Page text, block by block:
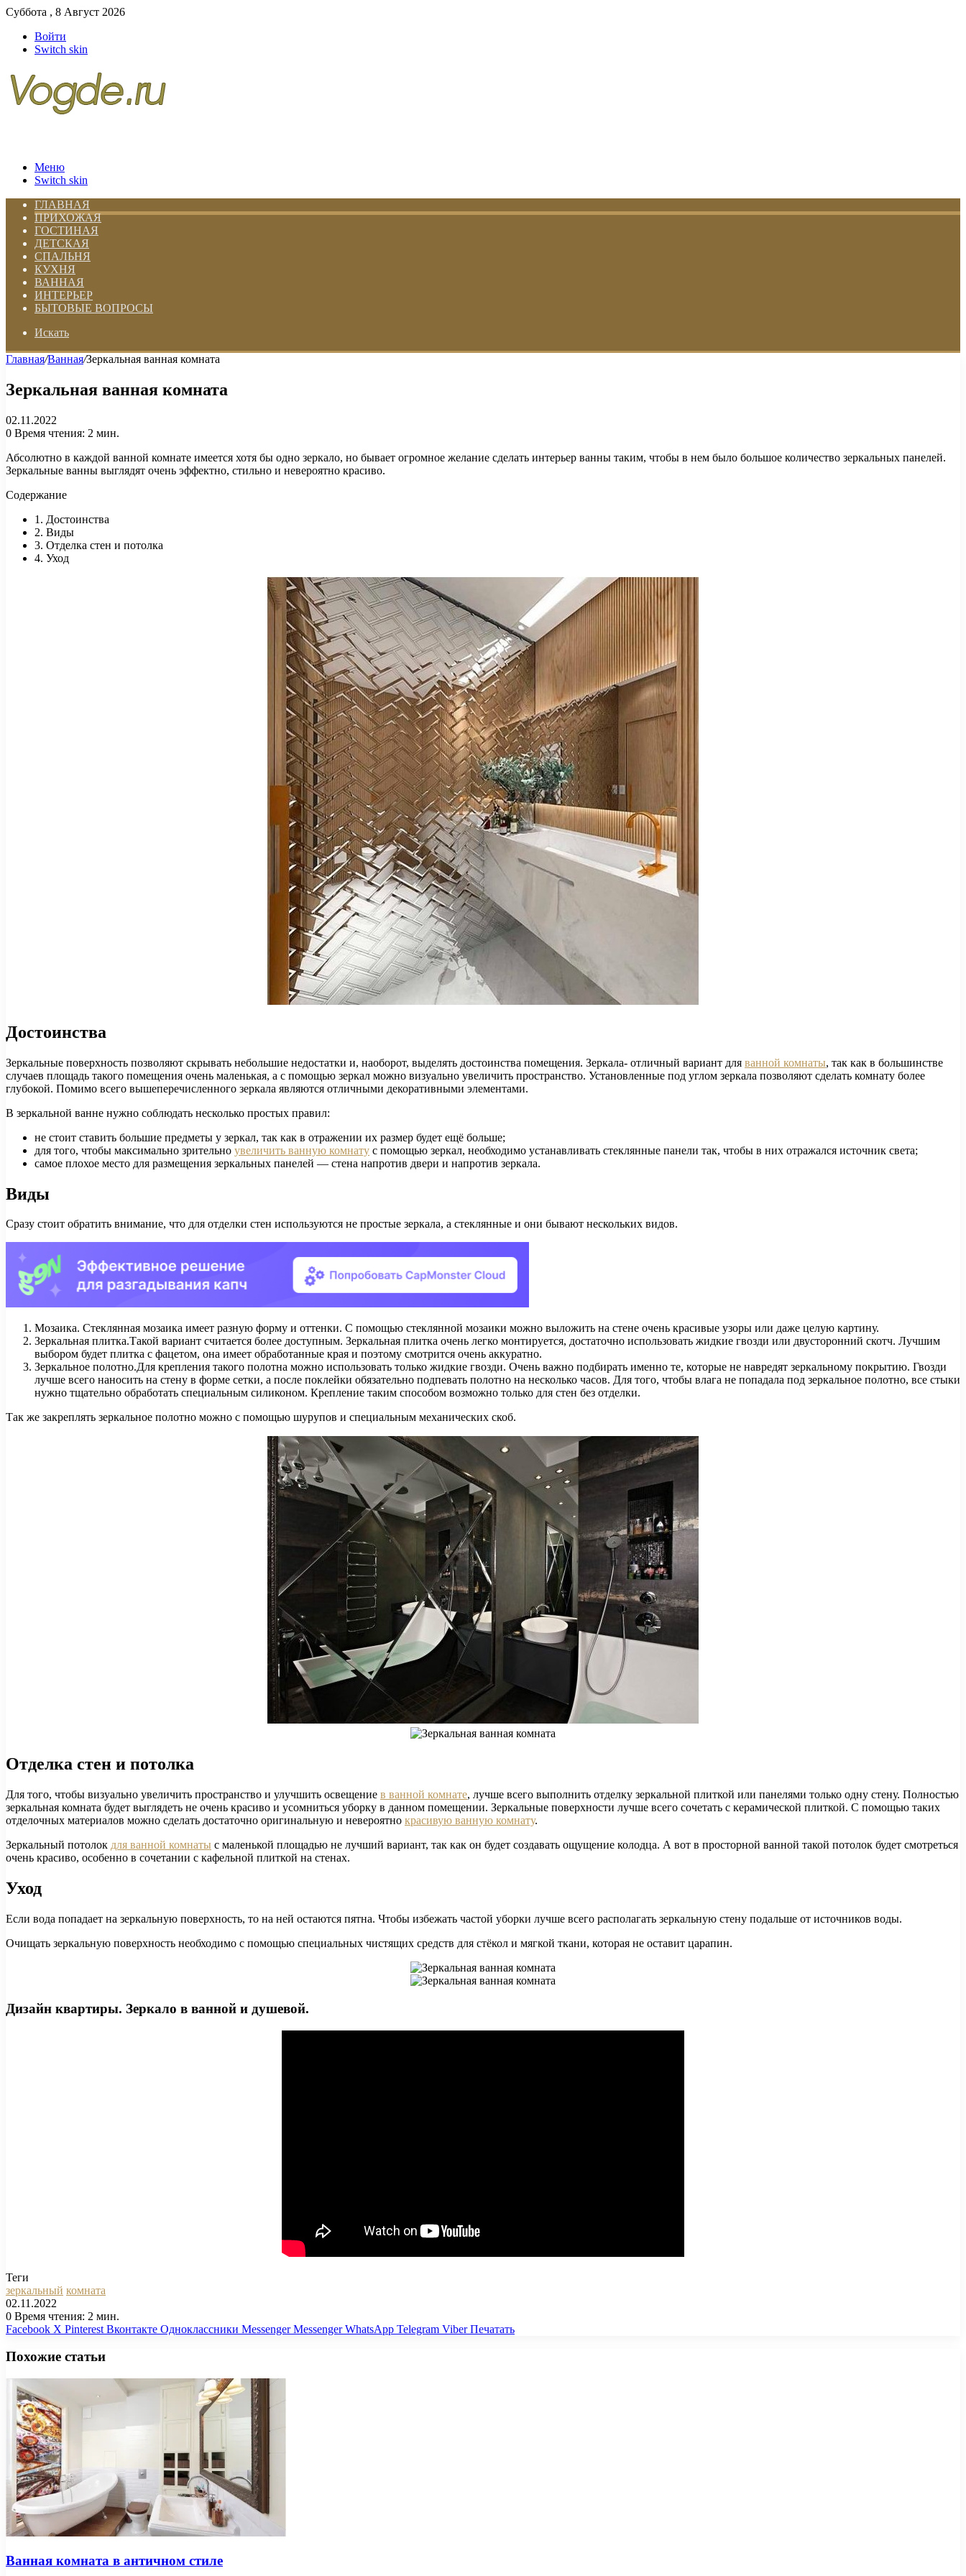
Суббота , 8 Август 2026
Войти
Switch skin
Меню
Switch skin
ГЛАВНАЯ
ПРИХОЖАЯ
ГОСТИНАЯ
ДЕТСКАЯ
СПАЛЬНЯ
КУХНЯ
ВАННАЯ
ИНТЕРЬЕР
БЫТОВЫЕ ВОПРОСЫ
Искать
Главная/Ванная/Зеркальная ванная комната
Зеркальная ванная комната
02.11.2022
0 Время чтения: 2 мин.
Абсолютно в каждой ванной комнате имеется хотя бы одно зеркало, но бывает огромное желание сделать интерьер ванны таким, чтобы в нем было большое количество зеркальных панелей.
Зеркальные ванны выглядят очень эффектно, стильно и невероятно красиво.
Содержание
1. Достоинства
2. Виды
3. Отделка стен и потолка
4. Уход
Достоинства
Зеркальные поверхность позволяют скрывать небольшие недостатки и, наоборот, выделять достоинства помещения. Зеркала- отличный вариант для ванной комнаты, так как в большинстве
случаев площадь такого помещения очень маленькая, а с помощью зеркал можно визуально увеличить пространство. Установленные под углом зеркала позволяют сделать комнату более
глубокой. Помимо всего вышеперечисленного зеркала являются отличными декоративными элементами.
В зеркальной ванне нужно соблюдать несколько простых правил:
не стоит ставить большие предметы у зеркал, так как в отражении их размер будет ещё больше;
для того, чтобы максимально зрительно увеличить ванную комнату с помощью зеркал, необходимо устанавливать стеклянные панели так, чтобы в них отражался источник света;
самое плохое место для размещения зеркальных панелей — стена напротив двери и напротив зеркала.
Виды
Сразу стоит обратить внимание, что для отделки стен используются не простые зеркала, а стеклянные и они бывают нескольких видов.
Мозаика. Стеклянная мозаика имеет разную форму и оттенки. С помощью стеклянной мозаики можно выложить на стене очень красивые узоры или даже целую картину.
Зеркальная плитка.Такой вариант считается более доступным. Зеркальная плитка очень легко монтируется, достаточно использовать жидкие гвозди или двусторонний скотч. Лучшим
выбором будет плитка с фацетом, она имеет обработанные края и поэтому смотрится очень аккуратно.
Зеркальное полотно.Для крепления такого полотна можно использовать только жидкие гвозди. Очень важно подбирать именно те, которые не навредят зеркальному покрытию. Гвозди
лучше всего наносить на стену в форме сетки, а после поклейки обязательно подпевать полотно на несколько часов. Для того, чтобы влага не попадала под зеркальное полотно, все стыки
нужно тщательно обработать специальным силиконом. Крепление таким способом возможно только для стен без отделки.
Так же закреплять зеркальное полотно можно с помощью шурупов и специальным механических скоб.
Отделка стен и потолка
Для того, чтобы визуально увеличить пространство и улучшить освещение в ванной комнате, лучше всего выполнить отделку зеркальной плиткой или панелями только одну стену. Полностью
зеркальная комната будет выглядеть не очень красиво и усомниться уборку в данном помещении. Зеркальные поверхности лучше всего сочетать с керамической плиткой. С помощью таких
отделочных материалов можно сделать достаточно оригинальную и невероятно красивую ванную комнату.
Зеркальный потолок для ванной комнаты с маленькой площадью не лучший вариант, так как он будет создавать ощущение колодца. А вот в просторной ванной такой потолок будет смотреться
очень красиво, особенно в сочетании с кафельной плиткой на стенах.
Уход
Если вода попадает на зеркальную поверхность, то на ней остаются пятна. Чтобы избежать частой уборки лучше всего располагать зеркальную стену подальше от источников воды.
Очищать зеркальную поверхность необходимо с помощью специальных чистящих средств для стёкол и мягкой ткани, которая не оставит царапин.
Дизайн квартиры. Зеркало в ванной и душевой.
Теги
зеркальный комната
02.11.2022
0 Время чтения: 2 мин.
Facebook X Pinterest Вконтакте Одноклассники Messenger Messenger WhatsApp Telegram Viber Печатать
Похожие статьи
Ванная комната в античном стиле